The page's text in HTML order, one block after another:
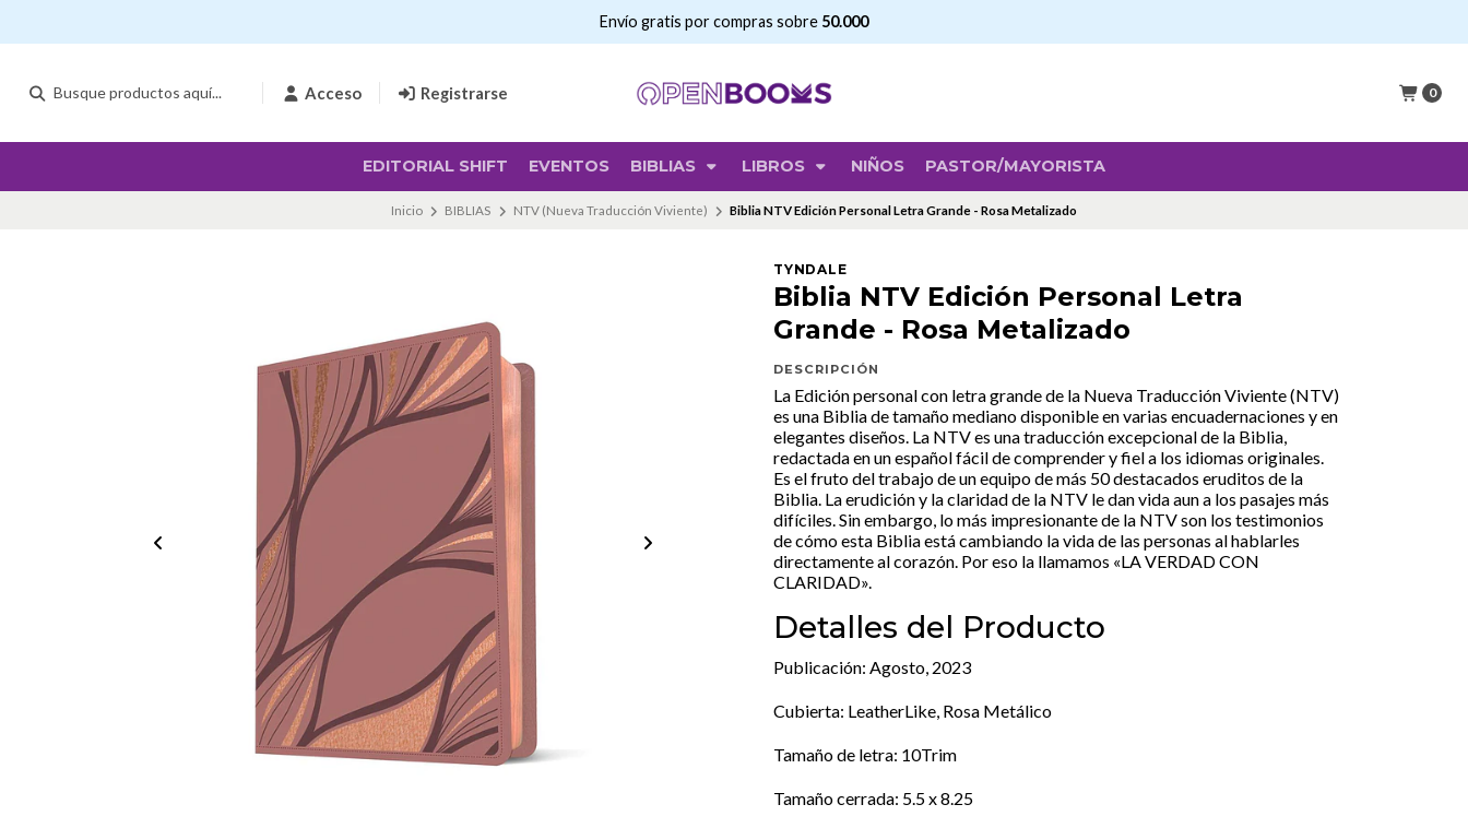
Acceso Registrarse 0
EDITORIAL SHIFT EVENTOS BIBLIAS LIBROS NIÑOS PASTOR/MAYORISTA
Envío gratis por compras sobre
Inicio BIBLIAS NTV (Nueva Traducción Viviente) Biblia NTV Edición Personal Letra Grande - Rosa Metalizado
TYNDALE
Biblia NTV Edición Personal Letra
Grande - Rosa Metalizado
DESCRIPCIÓN
La Edición personal con letra grande de la Nueva Traducción Viviente (NTV)
es una Biblia de tamaño mediano disponible en varias encuadernaciones y en
elegantes diseños. La NTV es una traducción excepcional de la Biblia,
redactada en un español fácil de comprender y fiel a los idiomas originales.
Es el fruto del trabajo de un equipo de más 50 destacados eruditos de la
Biblia. La erudición y la claridad de la NTV le dan vida aun a los pasajes más
difíciles. Sin embargo, lo más impresionante de la NTV son los testimonios
de cómo esta Biblia está cambiando la vida de las personas al hablarles
directamente al corazón. Por eso la llamamos «LA VERDAD CON
CLARIDAD».
Detalles del Producto
Publicación: Agosto, 2023
Cubierta: LeatherLike, Rosa Metálico
Tamaño de letra: 10Trim
Tamaño cerrada: 5.5 x 8.25